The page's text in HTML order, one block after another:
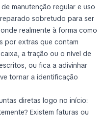
manutenção regular e uso
sobretudo para ser
realmente à forma como
por extras que contam
a tração ou o nível de
ou fica a adivinhar
tornar a identificação
diretas logo no início:
Existem faturas ou